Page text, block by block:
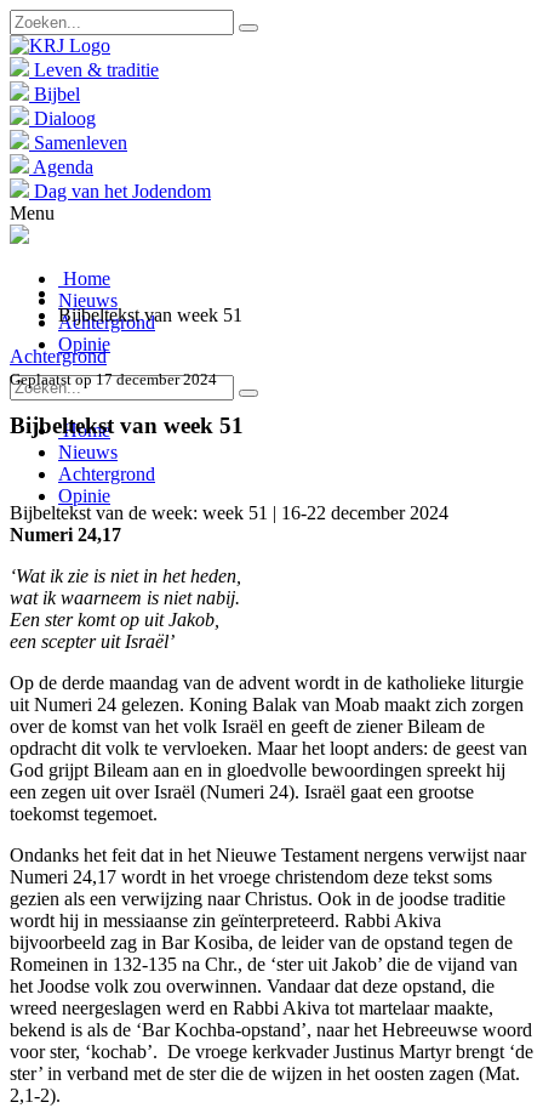
Leven & traditie
Bijbel
Dialoog
Samenleven
Agenda
Dag van het Jodendom
Menu
Home
Nieuws
Achtergrond
Opinie
Home
Nieuws
Achtergrond
Opinie
Bijbeltekst van week 51
Achtergrond
Geplaatst op 17 december 2024
Bijbeltekst van week 51
Bijbeltekst van de week: week 51 | 16-22 december 2024
Numeri 24,17
‘Wat ik zie is niet in het heden,
wat ik waarneem is niet nabij.
Een ster komt op uit Jakob,
een scepter uit Israël’
Op de derde maandag van de advent wordt in de katholieke liturgie
uit Numeri 24 gelezen. Koning Balak van Moab maakt zich zorgen
over de komst van het volk Israël en geeft de ziener Bileam de
opdracht dit volk te vervloeken. Maar het loopt anders: de geest van
God grijpt Bileam aan en in gloedvolle bewoordingen spreekt hij
een zegen uit over Israël (Numeri 24). Israël gaat een grootse
toekomst tegemoet.
Ondanks het feit dat in het Nieuwe Testament nergens verwijst naar
Numeri 24,17 wordt in het vroege christendom deze tekst soms
gezien als een verwijzing naar Christus. Ook in de joodse traditie
wordt hij in messiaanse zin geïnterpreteerd. Rabbi Akiva
bijvoorbeeld zag in Bar Kosiba, de leider van de opstand tegen de
Romeinen in 132-135 na Chr., de ‘ster uit Jakob’ die de vijand van
het Joodse volk zou overwinnen. Vandaar dat deze opstand, die
wreed neergeslagen werd en Rabbi Akiva tot martelaar maakte,
bekend is als de ‘Bar Kochba-opstand’, naar het Hebreeuwse woord
voor ster, ‘kochab’. De vroege kerkvader Justinus Martyr brengt ‘de
ster’ in verband met de ster die de wijzen in het oosten zagen (Mat.
2,1-2).